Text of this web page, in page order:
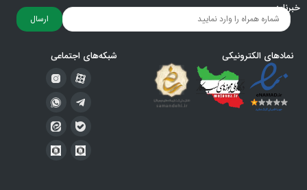
خبرنامه
ارسال
نمادهای الکترونیکی شبکه‌های اجتماعی